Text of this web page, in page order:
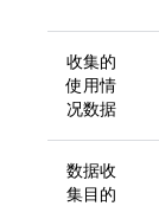
收集的
使用情
况数据
数据收
集目的